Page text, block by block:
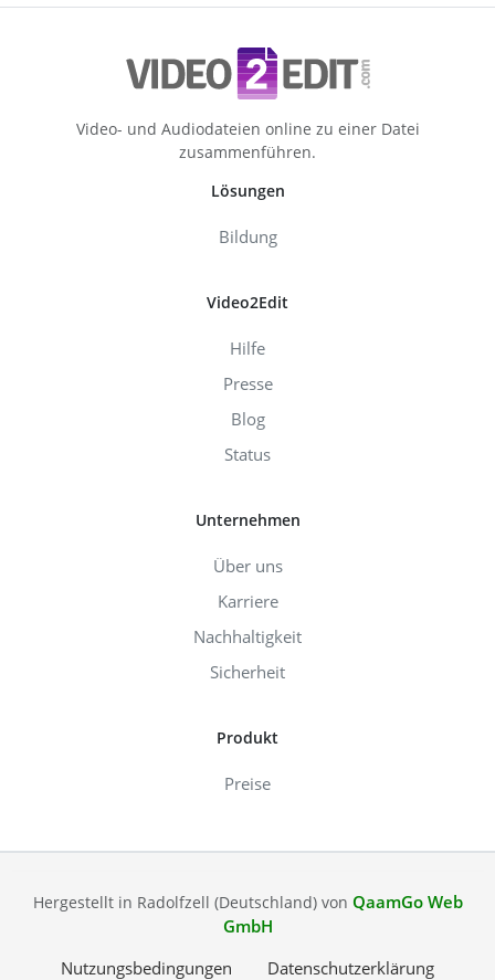
Video- und Audiodateien online zu einer Datei
zusammenführen.
Lösungen
Bildung
Video2Edit
Hilfe
Presse
Blog
Status
Unternehmen
Über uns
Karriere
Nachhaltigkeit
Sicherheit
Produkt
Preise
Hergestellt in Radolfzell (Deutschland) von QaamGo Web
GmbH
Nutzungsbedingungen
Datenschutzerklärung